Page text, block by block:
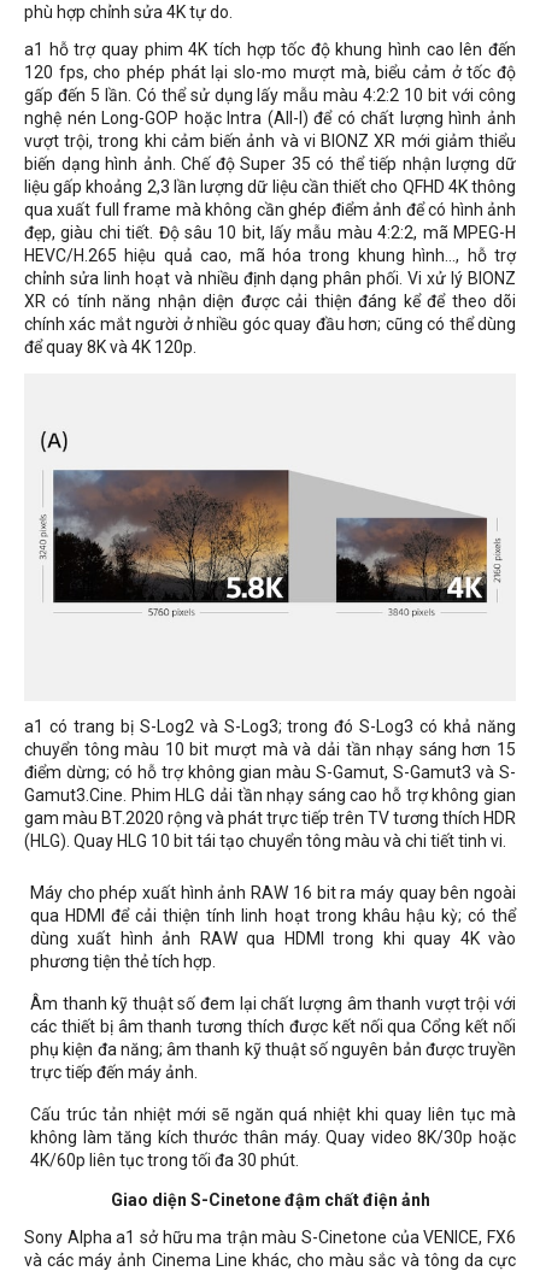
phù hợp chỉnh sửa 4K tự do.
a1 hỗ trợ quay phim 4K tích hợp tốc độ khung hình cao lên đến
120 fps, cho phép phát lại slo-mo mượt mà, biểu cảm ở tốc độ
gấp đến 5 lần. Có thể sử dụng lấy mẫu màu 4:2:2 10 bit với công
nghệ nén Long-GOP hoặc Intra (All-I) để có chất lượng hình ảnh
vượt trội, trong khi cảm biến ảnh và vi BIONZ XR mới giảm thiểu
biến dạng hình ảnh. Chế độ Super 35 có thể tiếp nhận lượng dữ
liệu gấp khoảng 2,3 lần lượng dữ liệu cần thiết cho QFHD 4K thông
qua xuất full frame mà không cần ghép điểm ảnh để có hình ảnh
đẹp, giàu chi tiết. Độ sâu 10 bit, lấy mẫu màu 4:2:2, mã MPEG-H
HEVC/H.265 hiệu quả cao, mã hóa trong khung hình..., hỗ trợ
chỉnh sửa linh hoạt và nhiều định dạng phân phối. Vi xử lý BIONZ
XR có tính năng nhận diện được cải thiện đáng kể để theo dõi
chính xác mắt người ở nhiều góc quay đầu hơn; cũng có thể dùng
để quay 8K và 4K 120p.
a1 có trang bị S-Log2 và S-Log3; trong đó S-Log3 có khả năng
chuyển tông màu 10 bit mượt mà và dải tần nhạy sáng hơn 15
điểm dừng; có hỗ trợ không gian màu S-Gamut, S-Gamut3 và S-
Gamut3.Cine. Phim HLG dải tần nhạy sáng cao hỗ trợ không gian
gam màu BT.2020 rộng và phát trực tiếp trên TV tương thích HDR
(HLG). Quay HLG 10 bit tái tạo chuyển tông màu và chi tiết tinh vi.
Máy cho phép xuất hình ảnh RAW 16 bit ra máy quay bên ngoài
qua HDMI để cải thiện tính linh hoạt trong khâu hậu kỳ; có thể
dùng xuất hình ảnh RAW qua HDMI trong khi quay 4K vào
phương tiện thẻ tích hợp.
Âm thanh kỹ thuật số đem lại chất lượng âm thanh vượt trội với
các thiết bị âm thanh tương thích được kết nối qua Cổng kết nối
phụ kiện đa năng; âm thanh kỹ thuật số nguyên bản được truyền
trực tiếp đến máy ảnh.
Cấu trúc tản nhiệt mới sẽ ngăn quá nhiệt khi quay liên tục mà
không làm tăng kích thước thân máy. Quay video 8K/30p hoặc
4K/60p liên tục trong tối đa 30 phút.
Giao diện S-Cinetone đậm chất điện ảnh
Sony Alpha a1 sở hữu ma trận màu S-Cinetone của VENICE, FX6
và các máy ảnh Cinema Line khác, cho màu sắc và tông da cực